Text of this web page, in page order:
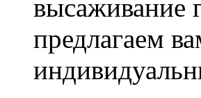
высаживание
предлагаем